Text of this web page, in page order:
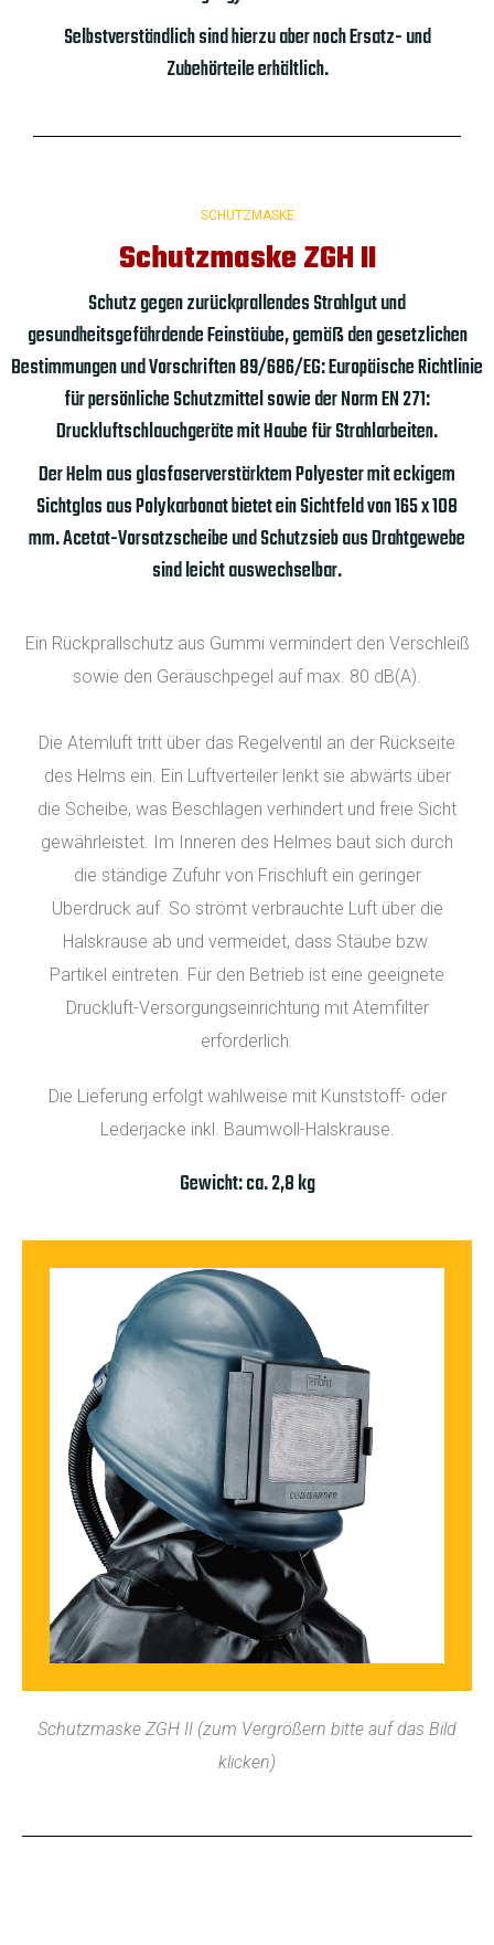
Selbstverständlich sind hierzu aber noch Ersatz- und
Zubehörteile erhältlich.
SCHUTZMASKE
Schutzmaske ZGH II
Schutz gegen zurückprallendes Strahlgut und
gesundheitsgefährdende Feinstäube, gemäß den gesetzlichen
Bestimmungen und Vorschriften 89/686/EG: Europäische Richtlinie
für persönliche Schutzmittel sowie der Norm EN 271:
Druckluftschlauchgeräte mit Haube für Strahlarbeiten.
Der Helm aus glasfaserverstärktem Polyester mit eckigem
Sichtglas aus Polykarbonat bietet ein Sichtfeld von 165 x 108
mm. Acetat-Vorsatzscheibe und Schutzsieb aus Drahtgewebe
sind leicht auswechselbar.
Ein Rückprallschutz aus Gummi vermindert den Verschleiß
sowie den Geräuschpegel auf max. 80 dB(A).
Die Atemluft tritt über das Regelventil an der Rückseite
des Helms ein. Ein Luftverteiler lenkt sie abwärts über
die Scheibe, was Beschlagen verhindert und freie Sicht
gewährleistet. Im Inneren des Helmes baut sich durch
die ständige Zufuhr von Frischluft ein geringer
Überdruck auf. So strömt verbrauchte Luft über die
Halskrause ab und vermeidet, dass Stäube bzw.
Partikel eintreten. Für den Betrieb ist eine geeignete
Druckluft-Versorgungseinrichtung mit Atemfilter
erforderlich.
Die Lieferung erfolgt wahlweise mit Kunststoff- oder
Lederjacke inkl. Baumwoll-Halskrause.
Gewicht: ca. 2,8 kg
Schutzmaske ZGH II (zum Vergrößern bitte auf das Bild
klicken)